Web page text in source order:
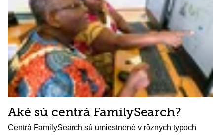
Aké sú centrá FamilySearch?
Centrá FamilySearch sú umiestnené v rôznych typoch